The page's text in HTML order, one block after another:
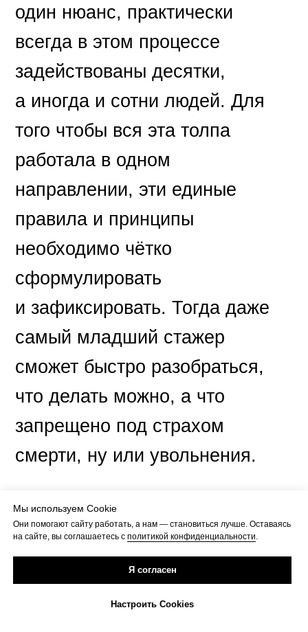
Мы используем Cookie
Они помогают сайту работать, а нам — становиться лучше. Оставаясь
на сайте, вы соглашаетесь с политикой конфиденциальности.
Я согласен
Настроить Cookies
один нюанс, практически
всегда в этом процессе
задействованы десятки,
а иногда и сотни людей. Для
того чтобы вся эта толпа
работала в одном
направлении, эти единые
правила и принципы
необходимо чётко
сформулировать
и зафиксировать. Тогда даже
самый младший стажер
сможет быстро разобраться,
что делать можно, а что
запрещено под страхом
смерти, ну или увольнения.
♥
Эти единые правила